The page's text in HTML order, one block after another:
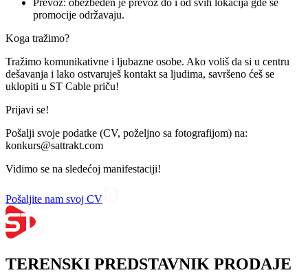
promocije održavaju.
Koga tražimo?
Tražimo komunikativne i ljubazne osobe. Ako voliš da si u centru
dešavanja i lako ostvaruješ kontakt sa ljudima, savršeno ćeš se
uklopiti u ST Cable priču!
Prijavi se!
Pošalji svoje podatke (CV, poželjno sa fotografijom) na:
konkurs@sattrakt.com
Vidimo se na sledećoj manifestaciji!
Pošaljite nam svoj CV
TERENSKI PREDSTAVNIK PRODAJE